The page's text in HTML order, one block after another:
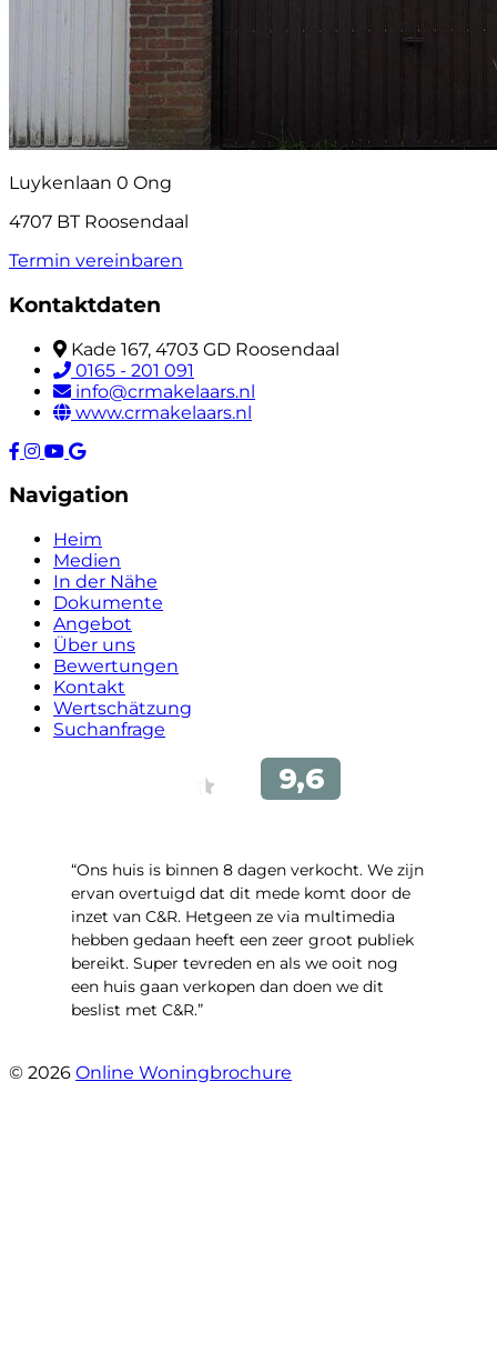
Luykenlaan 0 Ong
4707 BT Roosendaal
Termin vereinbaren
Kontaktdaten
Kade 167, 4703 GD Roosendaal
0165 - 201 091
info@crmakelaars.nl
www.crmakelaars.nl
Navigation
Heim
Medien
In der Nähe
Dokumente
Angebot
Über uns
Bewertungen
Kontakt
Wertschätzung
Suchanfrage
“Ons huis is binnen 8 dagen verkocht. We zijn
ervan overtuigd dat dit mede komt door de
inzet van C&R. Hetgeen ze via multimedia
hebben gedaan heeft een zeer groot publiek
bereikt. Super tevreden en als we ooit nog
een huis gaan verkopen dan doen we dit
beslist met C&R.”
© 2026 Online Woningbrochure